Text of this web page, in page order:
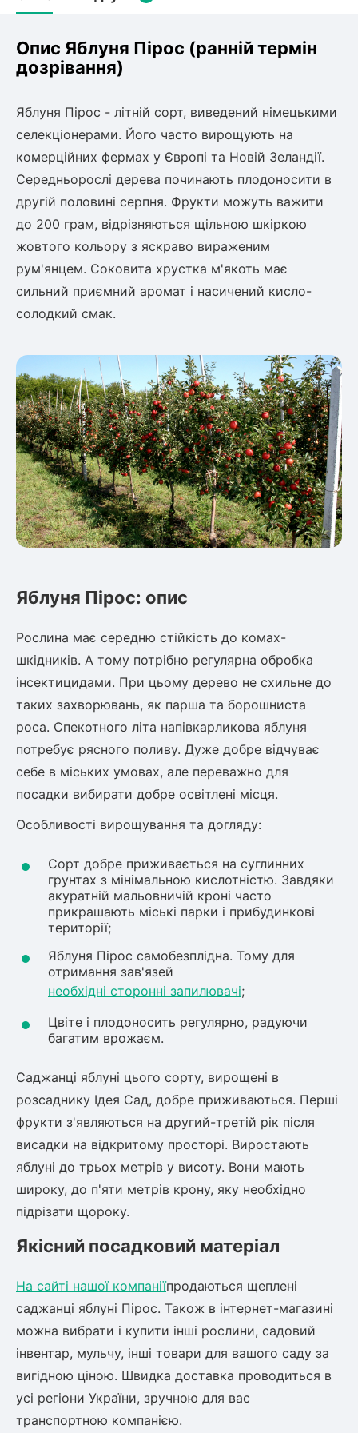
Оливкове Дерево
Мушмула
Персик
Інжирний персик
Нектарин
Алича
Хурма
Шовковиця
Абрикос
Обліпиха
Кизил
Смородина
Агрус
Виноград
Актинідія
Ківі
Декоративні кущі
Пієріс Японський
Рододендрон
Бересклет
Вейгела
Барбарис
Пухироплідник
Спірея
Азалія
Дерен
Штамбові троянди
Бузок
Лавровишня
Кизильник
Бобовник (Жерновець)
Калина
Піраканта
Бузина
Багаторічні рослини
Молодило (Кам'яні троянди)
Бамбук
Очиток (седум)
Вівсяниця
Барвінок
Чемерник (морозник)
Рослини що в'ються
Гліцинія (Вістерія)
Жимолость декоративна
Плющ
Кріплення агроволокна (агротканини)
Садова техніка
Рубальні машини
Граблі тракторні
Картоплесаджалки
Картоплекопалки
Сажалки для чеснока
Роторні косарки
Навантажувачі
Опис Яблуня Пірос (ранній термін
дозрівання)
Яблуня Пірос - літній сорт, виведений німецькими
селекціонерами. Його часто вирощують на
комерційних фермах у Європі та Новій Зеландії.
Середньорослі дерева починають плодоносити в
другій половині серпня. Фрукти можуть важити
до 200 грам, відрізняються щільною шкіркою
жовтого кольору з яскраво вираженим
рум'янцем. Соковита хрустка м'якоть має
сильний приємний аромат і насичений кисло-
солодкий смак.
Яблуня Пірос: опис
Рослина має середню стійкість до комах-
шкідників. А тому потрібно регулярна обробка
інсектицидами. При цьому дерево не схильне до
таких захворювань, як парша та борошниста
роса. Спекотного літа напівкарликова яблуня
потребує рясного поливу. Дуже добре відчуває
себе в міських умовах, але переважно для
посадки вибирати добре освітлені місця.
Особливості вирощування та догляду:
Сорт добре приживається на суглинних
грунтах з мінімальною кислотністю. Завдяки
акуратній мальовничій кроні часто
прикрашають міські парки і прибудинкові
території;
Яблуня Пірос самобезплідна. Тому для
отримання зав'язей
необхідні сторонні запилювачі;
Цвіте і плодоносить регулярно, радуючи
багатим врожаєм.
Саджанці яблуні цього сорту, вирощені в
розсаднику Ідея Сад, добре приживаються. Перші
фрукти з'являються на другий-третій рік після
висадки на відкритому просторі. Виростають
яблуні до трьох метрів у висоту. Вони мають
широку, до п'яти метрів крону, яку необхідно
підрізати щороку.
Якісний посадковий матеріал
На сайті нашої компаніїпродаються щеплені
саджанці яблуні Пірос. Також в інтернет-магазині
можна вибрати і купити інші рослини, садовий
інвентар, мульчу, інші товари для вашого саду за
вигідною ціною. Швидка доставка проводиться в
усі регіони України, зручною для вас
транспортною компанією.